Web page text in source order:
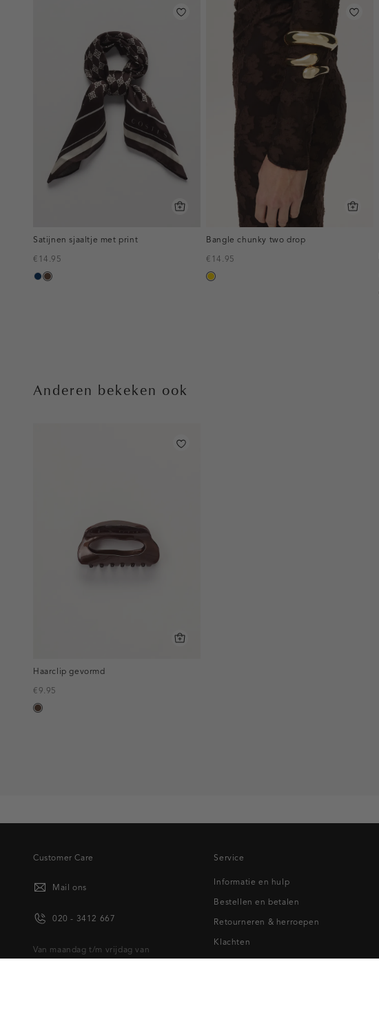
Satijnen sjaaltje met print
€14.95
donkerblauw
donkerbruin
Bangle chunky two drop
€14.95
goud
Anderen bekeken ook
Haarclip gevormd
€9.95
donkerbruin
Customer Care
Mail ons
020 - 3412 667
Van maandag t/m vrijdag van
Service
Informatie en hulp
Bestellen en betalen
Retourneren & herroepen
Klachten
Cadeaubon